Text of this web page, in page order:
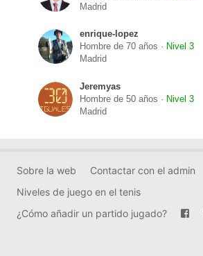
Madrid
enrique-lopez
Hombre de 70 años · Nivel 3
Madrid
Jeremyas
Hombre de 50 años · Nivel 3
Madrid
Sobre la web
Contactar con el admin
Niveles de juego en el tenis
¿Cómo añadir un partido jugado?